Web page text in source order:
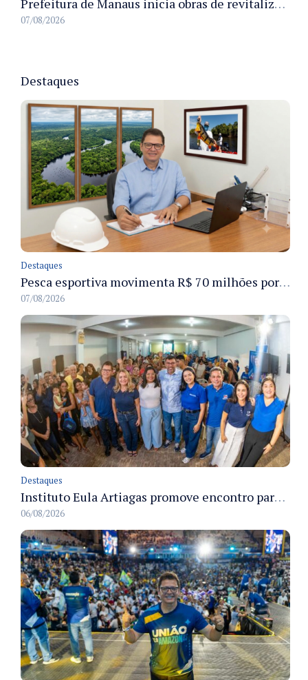
Prefeitura de Manaus inicia obras de revitalização na passarela Max Teixeira para ampliar segurança e mobilidade urbana
07/08/2026
Destaques
Destaques
Pesca esportiva movimenta R$ 70 milhões por ano e ganha espaço na economia sustentável do Amazonas
07/08/2026
Destaques
Instituto Eula Artiagas promove encontro para discutir melhorias para o bairro Petrópolis
06/08/2026